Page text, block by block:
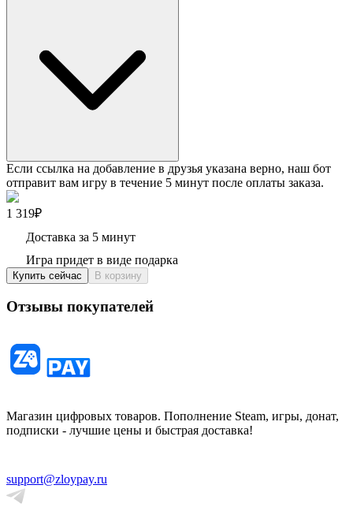
Если ссылка на добавление в друзья указана верно, наш бот
отправит вам игру в течение 5 минут после оплаты заказа.
1 319₽
Доставка за 5 минут
Игра придет в виде подарка
Купить сейчас В корзину
Отзывы покупателей
Магазин цифровых товаров. Пополнение Steam, игры, донат,
подписки - лучшие цены и быстрая доставка!
support@zloypay.ru